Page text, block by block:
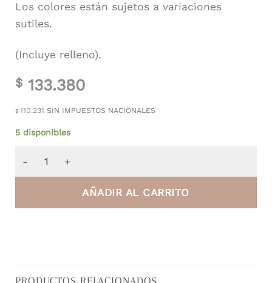
Los colores están sujetos a variaciones
sutiles.
(Incluye relleno).
$ 133.380
$110.231 SIN IMPUESTOS NACIONALES
5 disponibles
AÑADIR AL CARRITO